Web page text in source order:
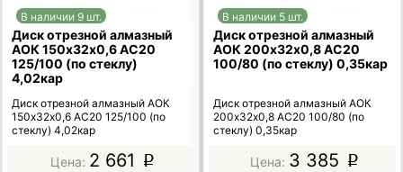
В наличии 9 шт.
Диск отрезной алмазный
АОК 150х32х0,6 АС20
125/100 (по стеклу)
4,02кар
Диск отрезной алмазный АОК
150х32х0,6 АС20 125/100 (по
стеклу) 4,02кар
2 661 p
В наличии 5 шт.
Диск отрезной алмазный
АОК 200х32х0,8 АС20
100/80 (по стеклу) 0,35кар
Диск отрезной алмазный АОК
200х32х0,8 АС20 100/80 (по
стеклу) 0,35кар
3 385 p